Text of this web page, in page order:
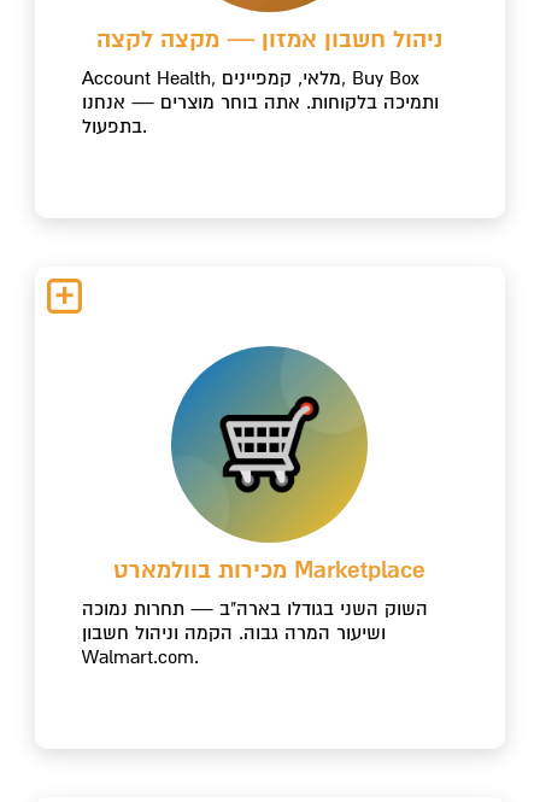
ניהול חשבון אמזון — מקצה לקצה
Account Health, מלאי, קמפיינים, Buy Box
ותמיכה בלקוחות. אתה בוחר מוצרים — אנחנו
בתפעול.
מכירות בוולמארט Marketplace
השוק השני בגודלו בארה"ב — תחרות נמוכה
ושיעור המרה גבוה. הקמה וניהול חשבון
Walmart.com.